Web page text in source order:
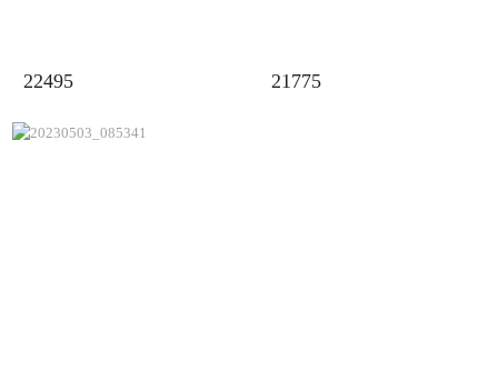
22495 21775